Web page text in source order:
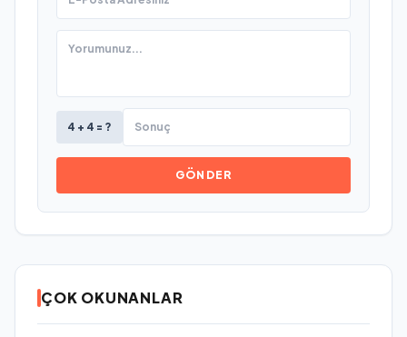
4 + 4 = ?
GÖNDER
ÇOK OKUNANLAR